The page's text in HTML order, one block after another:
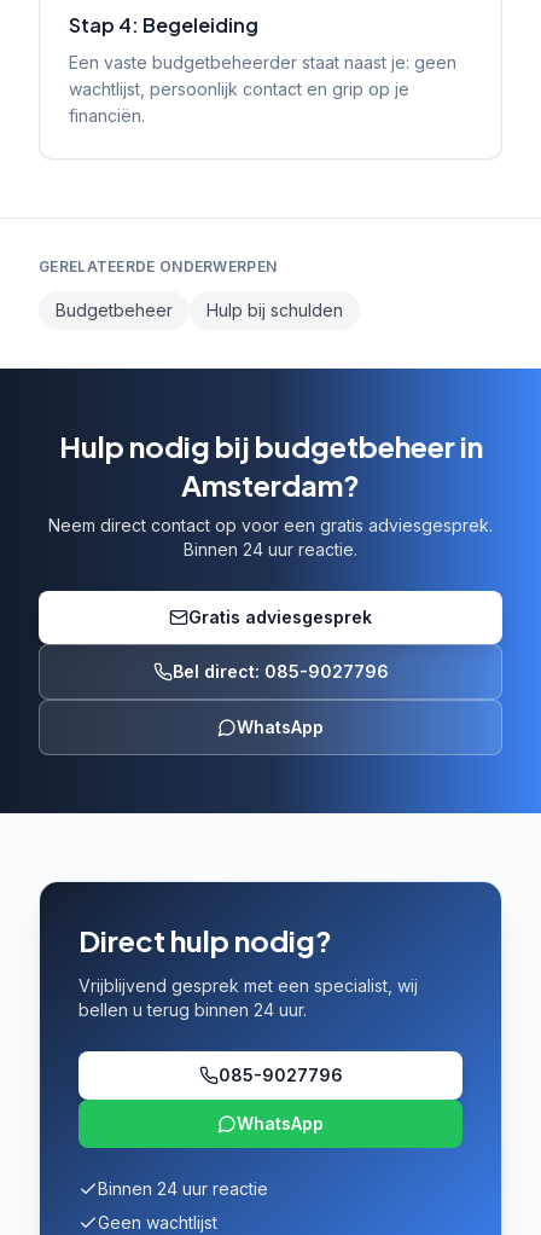
Stap 4: Begeleiding
Een vaste budgetbeheerder staat naast je: geen
wachtlijst, persoonlijk contact en grip op je
financiën.
GERELATEERDE ONDERWERPEN
Budgetbeheer Hulp bij schulden
Hulp nodig bij budgetbeheer in
Amsterdam?
Neem direct contact op voor een gratis adviesgesprek.
Binnen 24 uur reactie.
Gratis adviesgesprek
Bel direct: 085-9027796
WhatsApp
Direct hulp nodig?
Vrijblijvend gesprek met een specialist, wij
bellen u terug binnen 24 uur.
085-9027796
WhatsApp
Binnen 24 uur reactie
Geen wachtlijst